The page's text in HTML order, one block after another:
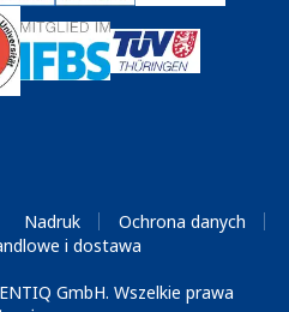
Nadruk
Ochrona danych
i dostawa
GmbH. Wszelkie prawa